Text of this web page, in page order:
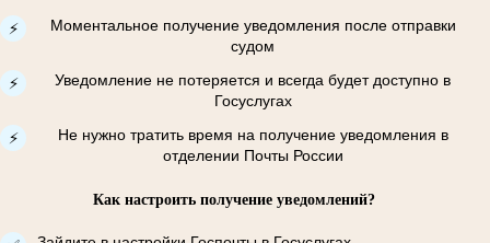
⚡
Моментальное получение уведомления после отправки
судом
⚡
Уведомление не потеряется и всегда будет доступно в
Госуслугах
⚡
Не нужно тратить время на получение уведомления в
отделении Почты России
Как настроить получение уведомлений?